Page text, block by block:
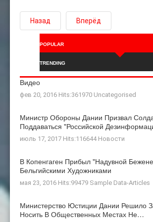
Назад Вперёд
POPULAR
TRENDING
Видео
фев 20, 2016 Hits:361970 Uncategorised
Министр Обороны Дании Призвал
Поддаваться "российской
июль 17, 2017 Hits:116644 Новости
В Копенгаген Прибыл "Надувной
Бельгийскими Художниками
мая 23, 2016 Hits:99479 Sample Data-Articles
Министерство Юстиции Дании Решило
Носить В Общественных Местах Не…